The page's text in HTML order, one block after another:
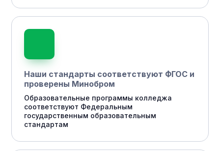
Наши стандарты соответствуют ФГОС и
проверены Минобром
Образовательные программы колледжа
соответствуют Федеральным
государственным образовательным
стандартам